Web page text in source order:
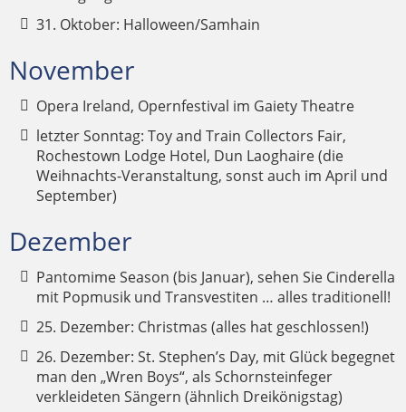
31. Oktober: Halloween/Samhain
November
Opera Ireland, Opernfestival im Gaiety Theatre
letzter Sonntag: Toy and Train Collectors Fair,
Rochestown Lodge Hotel, Dun Laoghaire (die
Weihnachts-Veranstaltung, sonst auch im April und
September)
Dezember
Pantomime Season (bis Januar), sehen Sie Cinderella
mit Popmusik und Transvestiten … alles traditionell!
25. Dezember: Christmas (alles hat geschlossen!)
26. Dezember: St. Stephen’s Day, mit Glück begegnet
man den „Wren Boys“, als Schornsteinfeger
verkleideten Sängern (ähnlich Dreikönigstag)